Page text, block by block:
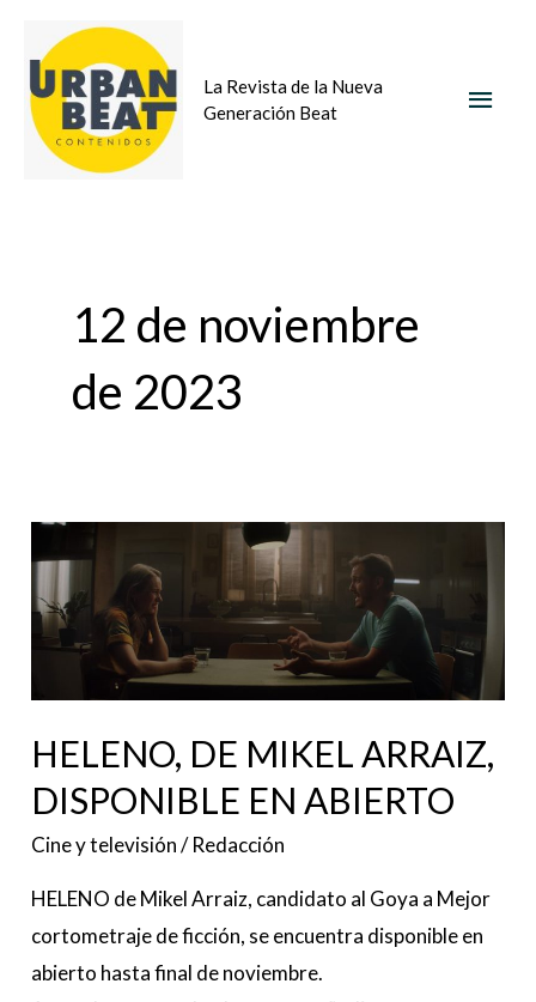
contenido
La Revista de la Nueva
Generación Beat
12 de noviembre
de 2023
HELENO, DE MIKEL ARRAIZ,
DISPONIBLE EN ABIERTO
Cine y televisión/Redacción
HELENO de Mikel Arraiz, candidato al Goya a Mejor
cortometraje de ficción, se encuentra disponible en
abierto hasta final de noviembre.
HELENO,
DE
MIKEL
ARRAIZ,
DISPONIBLE
ABIERTO